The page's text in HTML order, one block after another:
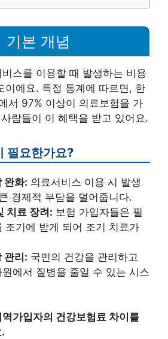
기본 개념
스를 이용할 때 발생하는 비용
이에요. 특정 통계에 따르면, 한
서 97% 이상이 의료보험을 가
람들이 이 혜택을 받고 있어요.
필요한가요?
완화: 의료서비스 이용 시 발생
경제적 부담을 덜어줍니다.
치료 장려: 보험 가입자들은 필
조기에 받게 되어 조기 치료가
관리: 국민의 건강을 관리하고
에서 질병을 줄일 수 있는 시스
가입자의 건강보험료 차이를